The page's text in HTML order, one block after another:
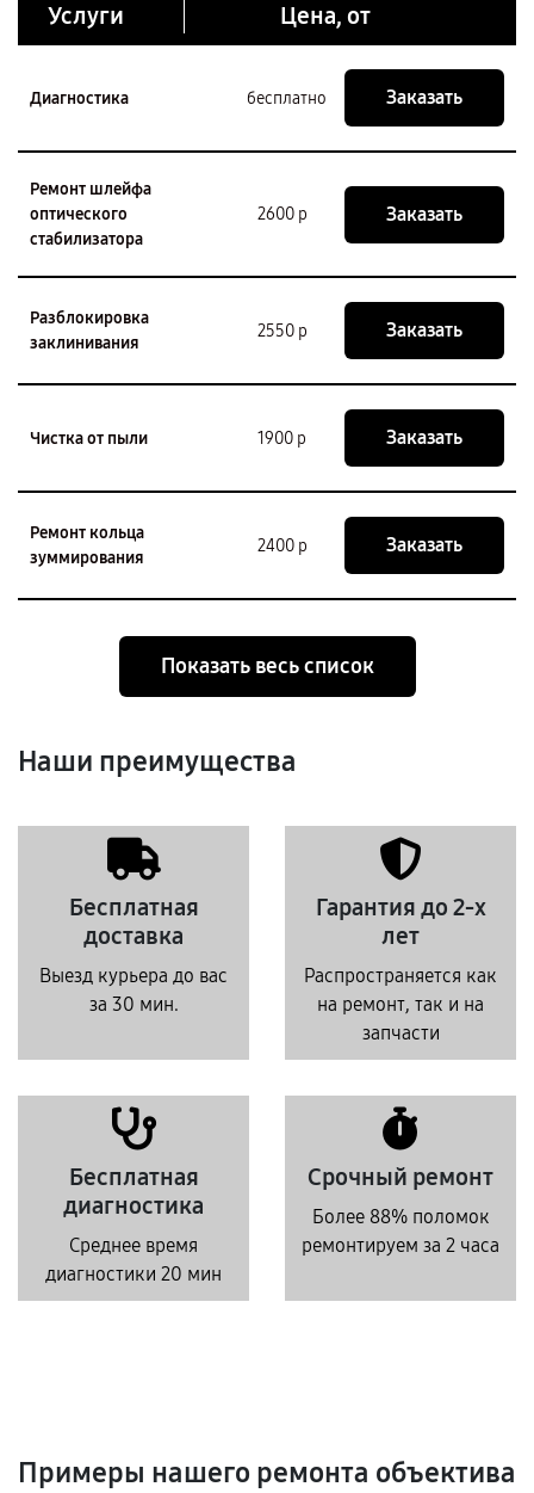
Услуги Цена, от
Диагностика бесплатно Заказать
Ремонт шлейфа
оптического
стабилизатора
2600 р Заказать
Разблокировка
заклинивания
2550 р Заказать
Чистка от пыли 1900 р Заказать
Ремонт кольца
зуммирования
2400 р Заказать
Показать весь список
Наши преимущества
Бесплатная
доставка
Выезд курьера до вас
за 30 мин.
Гарантия до 2-х
лет
Распространяется как
на ремонт, так и на
запчасти
Бесплатная
диагностика
Среднее время
диагностики 20 мин
Срочный ремонт
Более 88% поломок
ремонтируем за 2 часа
Примеры нашего ремонта объектива